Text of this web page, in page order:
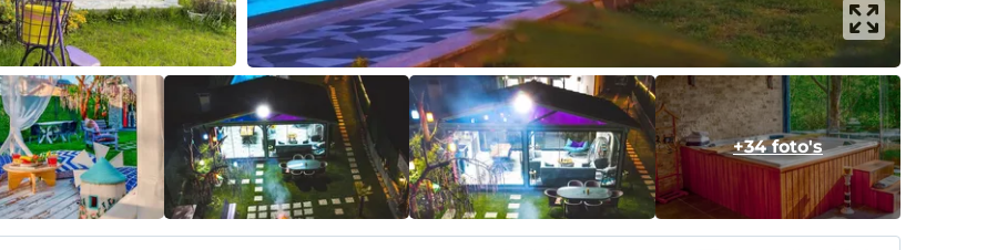
+34 foto's